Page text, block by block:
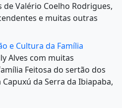
Valério Coelho Rodrigues,
e muitas outras
e Cultura da Família
Alves com muitas
Feitosa do sertão dos
da Serra da Ibiapaba,